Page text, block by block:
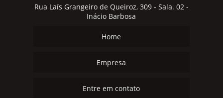
Rua Laís Grangeiro de Queiroz, 309 - Sala. 02 -
Inácio Barbosa
Home
Empresa
Entre em contato